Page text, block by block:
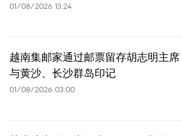
01/08/2026 13:24
越南集邮家通过邮票留存胡志明主席
与黄沙、长沙群岛印记
01/08/2026 03:00